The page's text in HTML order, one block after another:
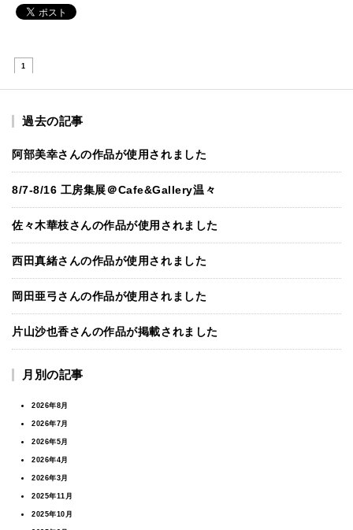
1
過去の記事
阿部美幸さんの作品が使用されました
8/7-8/16 工房集展＠Cafe&Gallery温々
佐々木華枝さんの作品が使用されました
西田真緒さんの作品が使用されました
岡田亜弓さんの作品が使用されました
片山沙也香さんの作品が掲載されました
月別の記事
2026年8月
2026年7月
2026年5月
2026年4月
2026年3月
2025年11月
2025年10月